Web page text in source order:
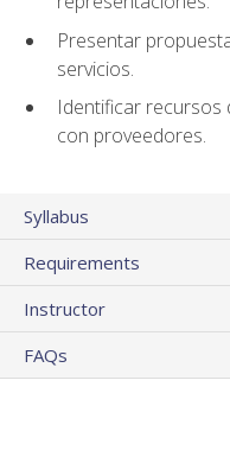
Presentar
servicios.
Identificar recursos
con proveedores.
Syllabus
Requirements
Instructor
FAQs